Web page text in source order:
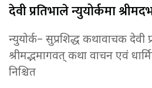
देवी प्रतिभाले न्युयोर्कमा
न्युयोर्क– सुप्रशिद्ध कथावाचक देवी
श्रीमद्भमागवत् कथा वाचन एवंं
निश्चित